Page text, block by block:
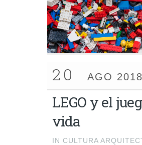
20 AGO 2018
LEGO y el
vida
IN CULTURA